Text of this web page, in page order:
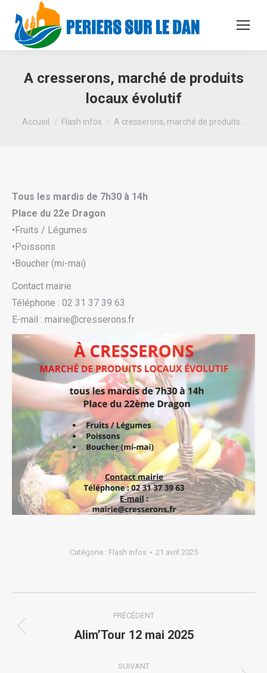
A cresserons, marché de produits
locaux évolutif
Vous êtes ici :
Accueil Flash infos A cresserons, marché de produits…
Tous les mardis de 7h30 à 14h
Place du 22e Dragon
•Fruits / Légumes
•Poissons
•Boucher (mi-mai)
Contact mairie
Téléphone : 02 31 37 39 63
E-mail : mairie@cresserons.fr
Catégorie : Flash infos 21 avril 2025
article
PRÉCÉDENT
Article
:
Alim’Tour 12 mai 2025
SUIVANT